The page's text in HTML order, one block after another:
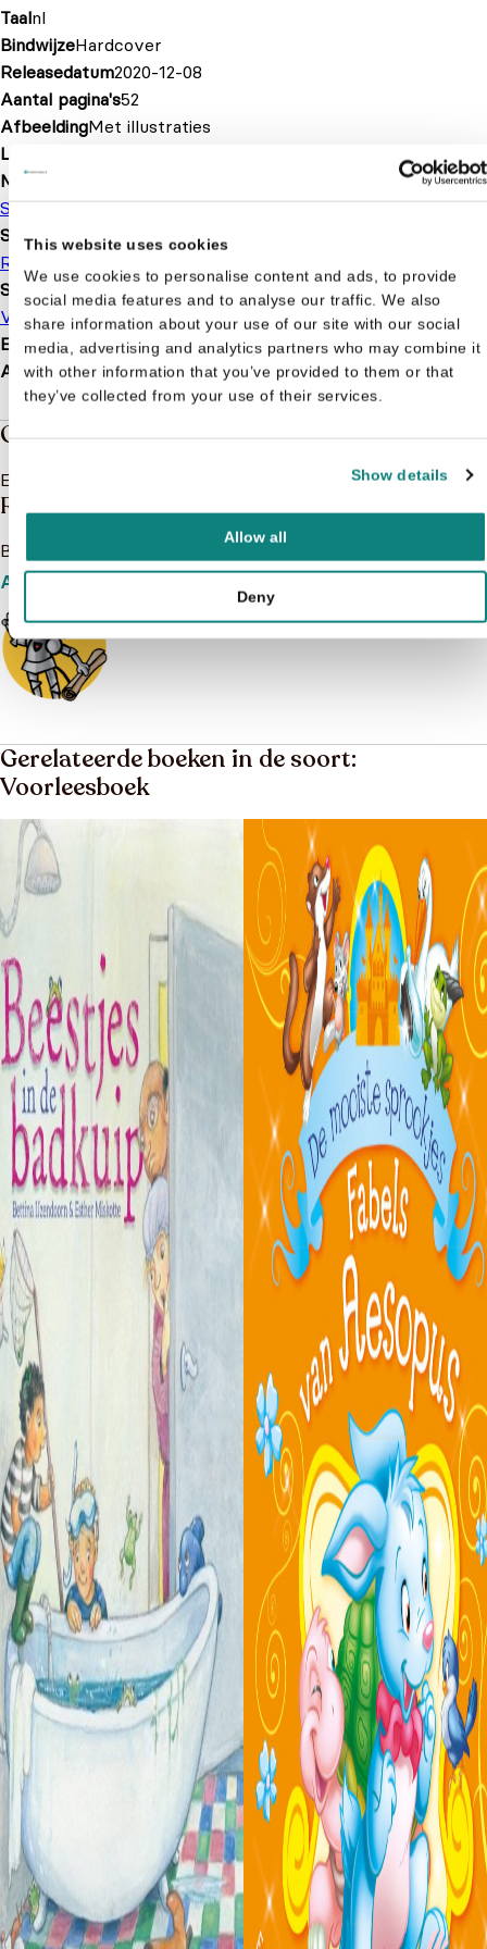
This website uses cookies
We use cookies to personalise content and ads, to provide
social media features and to analyse our traffic. We also
share information about your use of our site with our social
media, advertising and analytics partners who may combine it
with other information that you’ve provided to them or that
they’ve collected from your use of their services.
Show details
Allow all
Deny
Taalnl
BindwijzeHardcover
Releasedatum2020-12-08
Aantal pagina's52
AfbeeldingMet illustraties
Leeftijd
Merk
Studio 100
Serie of karakter
Ridder Muis
Soort boek
Voorleesboek
EAN9789462775367
Afmetingen304 × 248 × 8 mm
Over de boeken van Ridder Muis
Er is nog niks geschreven over Ridder Muis
Ridder Muis
Bekijk het boeken aanbod van Ridder Muis
Aanbod
Gerelateerde boeken in de soort:
Voorleesboek